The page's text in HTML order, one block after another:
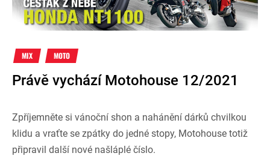
MIX MOTO
Právě vychází Motohouse 12/2021
Zpříjemněte si vánoční shon a nahánění dárků chvilkou
klidu a vraťte se zpátky do jedné stopy, Motohouse totiž
připravil další nové našláplé číslo.